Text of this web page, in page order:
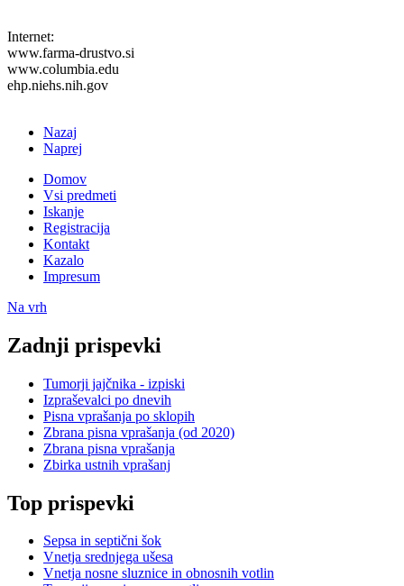
Internet:
www.farma-drustvo.si
www.columbia.edu
ehp.niehs.nih.gov
Nazaj
Naprej
Domov
Vsi predmeti
Iskanje
Registracija
Kontakt
Kazalo
Impresum
Na vrh
Zadnji prispevki
Tumorji jajčnika - izpiski
Izpraševalci po dnevih
Pisna vprašanja po sklopih
Zbrana pisna vprašanja (od 2020)
Zbrana pisna vprašanja
Zbirka ustnih vprašanj
Top prispevki
Sepsa in septični šok
Vnetja srednjega ušesa
Vnetja nosne sluznice in obnosnih votlin